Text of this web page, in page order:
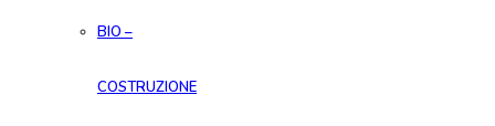
BIO –
COSTRUZIONE